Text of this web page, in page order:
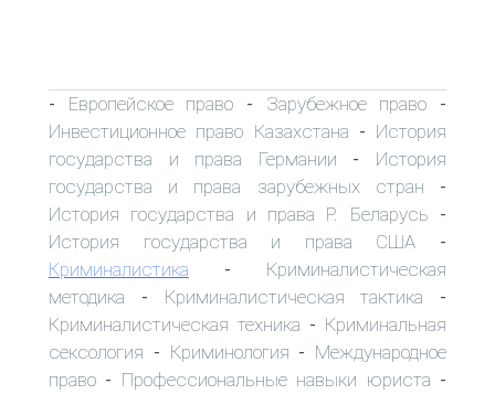
- Европейское право - Зарубежное право -
Инвестиционное право Казахстана - История
государства и права Германии - История
государства и права зарубежных стран -
История государства и права Р. Беларусь -
История государства и права США -
Криминалистика - Криминалистическая
методика - Криминалистическая тактика -
Криминалистическая техника - Криминальная
сексология - Криминология - Международное
право - Профессиональные навыки юриста -